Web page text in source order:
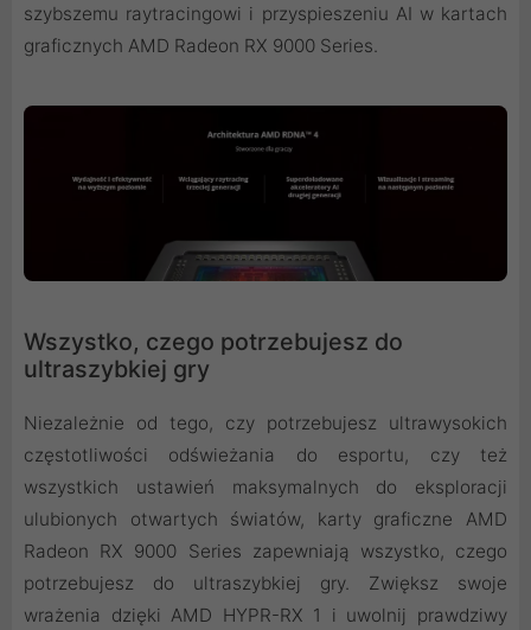
szybszemu raytracingowi i przyspieszeniu AI w kartach
graficznych AMD Radeon RX 9000 Series.
Wszystko, czego potrzebujesz do
ultraszybkiej gry
Niezależnie od tego, czy potrzebujesz ultrawysokich
częstotliwości odświeżania do esportu, czy też
wszystkich ustawień maksymalnych do eksploracji
ulubionych otwartych światów, karty graficzne AMD
Radeon RX 9000 Series zapewniają wszystko, czego
potrzebujesz do ultraszybkiej gry. Zwiększ swoje
wrażenia dzięki AMD HYPR-RX 1 i uwolnij prawdziwy